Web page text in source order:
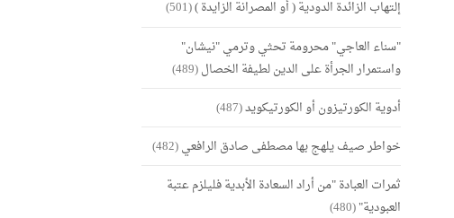
إلتهاب الزائدة الدودية ( أو المصرانة الزايدة )(501)
"سناء العاجي" محرومة تحثي وترمي "نيشان"
واستمرار الجرأة على الدين لطيفة الخصال(489)
أدوية الكورتيزون أو الكورتيكويد(487)
خواطر صيف يلهج بها مصطفى صادق الرافعي(482)
ثمرات العبادة "من أراد السعادة الأبدية فليلزم عتبة
العبودية"(480)